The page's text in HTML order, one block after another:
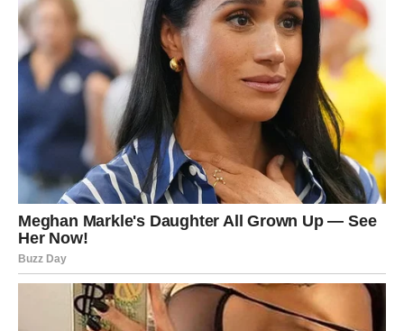
Partner pokazuje koliko mu značite.
Ljubav vam vraća vjeru u sreću
Pred vama su predivni trenuci.
LAV
Privlačite pažnju gdje god se pojavite.
Jedna osoba razmišlja o vama mnogo više nego što
pretpostavljate.